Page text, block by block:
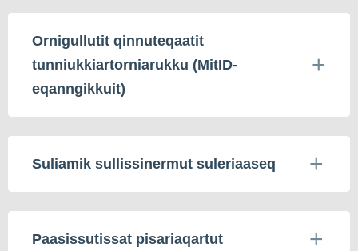
Ornigullutit qinnuteqaatit
tunniukkiartorniarukku (MitID-
eqanngikkuit)
Suliamik sullissinermut suleriaaseq
Paasissutissat pisariaqartut